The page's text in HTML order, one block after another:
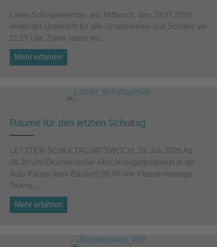
Liebe Schulgemeinde, am Mittwoch, den 29.07.2026
endet der Unterricht für alle Schülerinnen und Schüler um
11:15 Uhr. Zuvor laden wir...
Mehr erfahren
Räume für den letzten Schultag
LETZTER SCHULTAG MITTWOCH, 29. Juli 2026 Ab
08.30 Uhr Ökumenischer Abschlussgottesdienst in der
Aula Pause (kein Bäcker!) 09.40 Uhr Klassenleitungs-
Teams...
Mehr erfahren